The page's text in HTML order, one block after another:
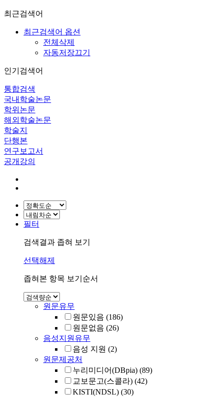
최근검색어
최근검색어 옵션
전체삭제
자동저장끄기
인기검색어
통합검색
국내학술논문
학위논문
해외학술논문
학술지
단행본
연구보고서
공개강의
필터
검색결과 좁혀 보기
선택해제
좁혀본 항목 보기순서
원문유무
원문있음 (186)
원문없음 (26)
음성지원유무
음성 지원 (2)
원문제공처
누리미디어(DBpia) (89)
교보문고(스콜라) (42)
KISTI(NDSL) (30)